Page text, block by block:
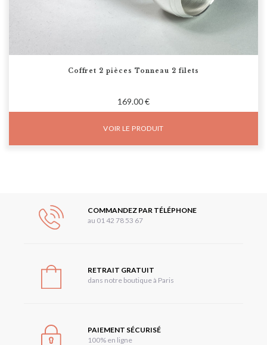
Coffret 2 pièces Tonneau 2 filets
169.00 €
VOIR LE PRODUIT
COMMANDEZ PAR TÉLÉPHONE
au 01 42 78 53 67
RETRAIT GRATUIT
dans notre boutique à Paris
PAIEMENT SÉCURISÉ
100% en ligne